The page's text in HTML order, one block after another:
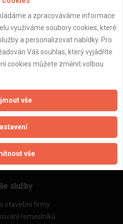
informace
osobních údajů
souborů cookie
(zprostředkování)
služby
stavební firmy
řemeslníků
a zpracováváme informace
využíváme soubory cookies, které
a personalizovat nabídky. Pro
Váš souhlas, který vyjádříte
cookies můžete změnit volbou
vše
vše